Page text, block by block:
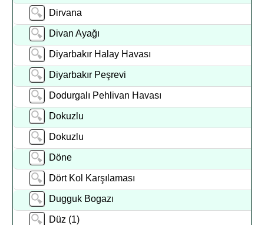
Dirvana
Divan Ayağı
Diyarbakır Halay Havası
Diyarbakır Peşrevi
Dodurgalı Pehlivan Havası
Dokuzlu
Dokuzlu
Döne
Dört Kol Karşılaması
Dugguk Bogazı
Düz (1)